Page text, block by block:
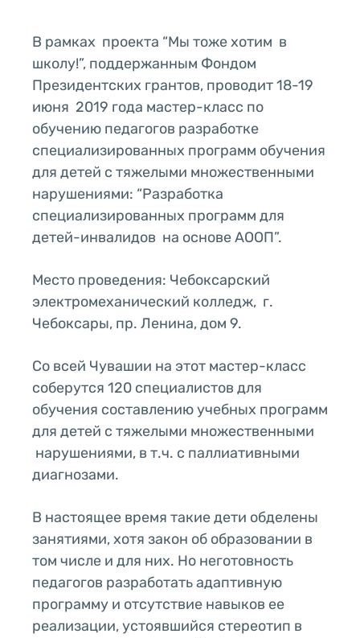
В рамках проекта “Мы тоже хотим в
школу!”, поддержанным Фондом
Президентских грантов, проводит 18-19
июня 2019 года мастер-класс по
обучению педагогов разработке
специализированных программ обучения
для детей с тяжелыми множественными
нарушениями: “Разработка
специализированных программ для
детей-инвалидов на основе АООП”.
Место проведения: Чебоксарский
электромеханический колледж, г.
Чебоксары, пр. Ленина, дом 9.
Со всей Чувашии на этот мастер-класс
соберутся 120 специалистов для
обучения составлению учебных программ
для детей с тяжелыми множественными
нарушениями, в т.ч. с паллиативными
диагнозами.
В настоящее время такие дети обделены
занятиями, хотя закон об образовании в
том числе и для них. Но неготовность
педагогов разработать адаптивную
программу и отсутствие навыков ее
реализации, устоявшийся стереотип в